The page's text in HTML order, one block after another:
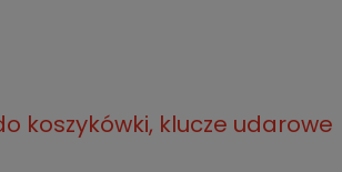
koszykówki, klucze udarowe